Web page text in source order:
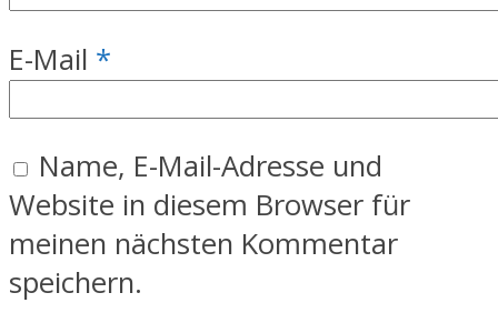
E-Mail *
Name, E-Mail-Adresse und
Website in diesem Browser für
meinen nächsten Kommentar
speichern.